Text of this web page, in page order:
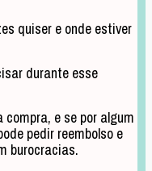
quiser e onde estiver
durante esse
e se por algum
pedir reembolso e
burocracias.